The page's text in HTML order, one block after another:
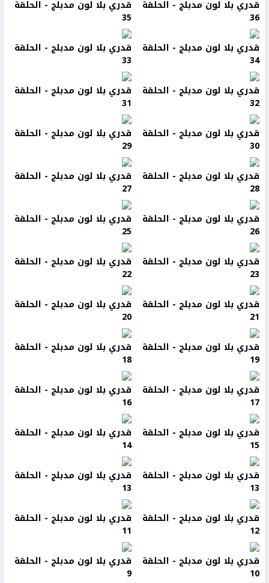
قدري بلا لون مدبلج - الحلقة
36
قدري بلا لون مدبلج - الحلقة
35
قدري بلا لون مدبلج - الحلقة
34
قدري بلا لون مدبلج - الحلقة
33
قدري بلا لون مدبلج - الحلقة
32
قدري بلا لون مدبلج - الحلقة
31
قدري بلا لون مدبلج - الحلقة
30
قدري بلا لون مدبلج - الحلقة
29
قدري بلا لون مدبلج - الحلقة
28
قدري بلا لون مدبلج - الحلقة
27
قدري بلا لون مدبلج - الحلقة
26
قدري بلا لون مدبلج - الحلقة
25
قدري بلا لون مدبلج - الحلقة
23
قدري بلا لون مدبلج - الحلقة
22
قدري بلا لون مدبلج - الحلقة
21
قدري بلا لون مدبلج - الحلقة
20
قدري بلا لون مدبلج - الحلقة
19
قدري بلا لون مدبلج - الحلقة
18
قدري بلا لون مدبلج - الحلقة
17
قدري بلا لون مدبلج - الحلقة
16
قدري بلا لون مدبلج - الحلقة
15
قدري بلا لون مدبلج - الحلقة
14
قدري بلا لون مدبلج - الحلقة
13
قدري بلا لون مدبلج - الحلقة
13
قدري بلا لون مدبلج - الحلقة
12
قدري بلا لون مدبلج - الحلقة
11
قدري بلا لون مدبلج - الحلقة
10
قدري بلا لون مدبلج - الحلقة
9